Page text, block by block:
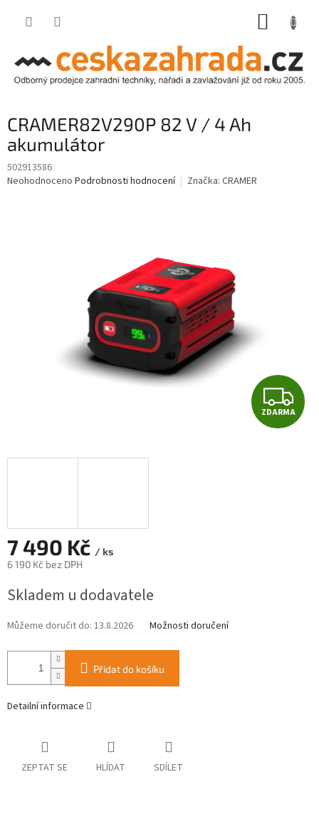
CRAMER82V290P 82 V / 4 Ah
akumulátor
502913586
Průměrné
Neohodnoceno Podrobnosti hodnocení Značka: CRAMER
Z
D
ZDARMA
7 490 Kč / ks
6 190 Kč bez DPH
cena:
Skladem u dodavatele
Můžeme doručit do: 13.8.2026 Možnosti doručení
Přidat do košíku
Detailní informace
ZEPTAT SE HLÍDAT SDÍLET